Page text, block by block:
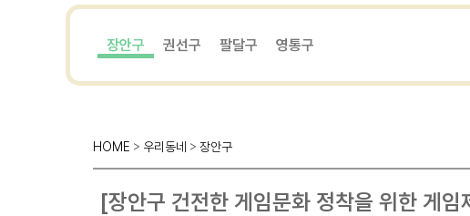
장안구 권선구 팔달구 영통구
HOME > 우리동네 > 장안구
[장안구 건전한 게임문화 정착을 위한 게임